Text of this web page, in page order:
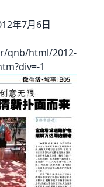
年7月6日
qnb/html/2012-
1